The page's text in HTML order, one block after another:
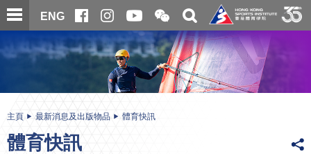
跳
至
內
ENG
開
合
微
信
二
維
碼
關
搜
尋
内
主頁 最新消息及出版物品 體育快訊
體育快訊